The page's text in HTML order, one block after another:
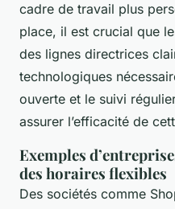
cadre de travail plus
place, il est crucial que
des lignes directrices
technologiques
ouverte et le suivi
assurer l’efficacité de
Exemples
des horaires flexibles
Des sociétés comme